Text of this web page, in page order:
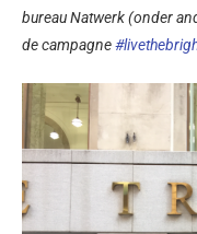
bureau Natwerk (onder
de campagne